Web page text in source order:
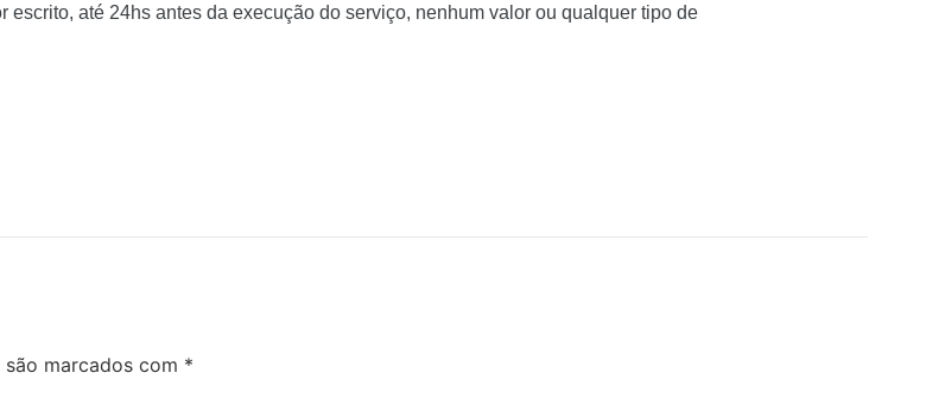
escrito, até 24hs antes da execução do serviço, nenhum valor ou qualquer tipo de
marcados com *